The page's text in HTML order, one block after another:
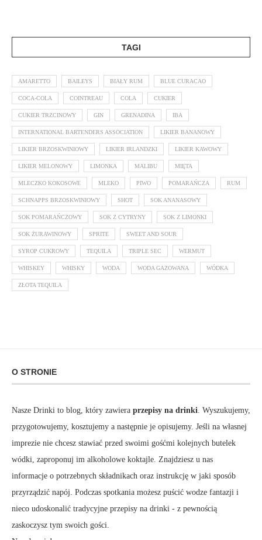
TAGI
AMARETTO BAILEYS BIAŁY RUM BLUE CURACAO
COCA-COLA COINTREAU COLA CUKIER
CUKIER TRZCINOWY GIN GRENADINA IBA
INTERNATIONAL BARTENDERS ASSOCIATION LIKIER BANANOWY
LIKIER BRZOSKWINIOWY LIKIER IRLANDZKI LIKIER KAWOWY
LIKIER MELONOWY LIMONKA MALIBU MIĘTA
MLECZKO KOKOSOWE MLEKO PIWO POMARAŃCZA RUM
SCHNAPPS BRZOSKWINIOWY SHOT SOK ANANASOWY
SOK POMARAŃCZOWY SOK Z CYTRYNY SOK Z LIMONKI
SOK ŻURAWINOWY SPRITE SWEET AND SOUR
SYROP CUKROWY TEQUILA TRIPLE SEC WERMUT
WHISKEY WHISKY WODA WODA GAZOWANA WÓDKA
ZŁOTA TEQUILA
O STRONIE
Nasze Drinki to blog, który zawiera przepisy na drinki. Wyszukujemy,
przygotowujemy, kosztujemy a następnie je opisujemy. Jeśli na własnej
imprezie nie chcesz stawiać przed swoimi gośćmi kolejnych butelek
wódki, zaproponuj im alkoholowe koktajle. Znajdziesz u nas
informacje o potrzebnych składnikach oraz instrukcję w jaki sposób
przyrządzić napój. Podczas spotkania możesz puścić wodze fantazji i
nieco udoskonalić tradycyjne przepisy na drinki - z pewnością
zaskoczysz tym swoich gości.